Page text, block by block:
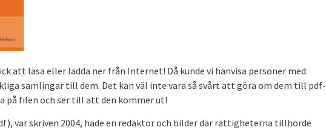
att läsa eller ladda ner från Internet! Då kunde vi hänvisa personer med
samlingar till dem. Det kan väl inte vara så svårt att göra om dem till pdf-
på filen och ser till att den kommer ut!
var skriven 2004, hade en redaktör och bilder där rättigheterna tillhörde